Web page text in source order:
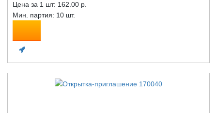
Цена за 1 шт: 162.00 р.
Мин. партия: 10 шт.